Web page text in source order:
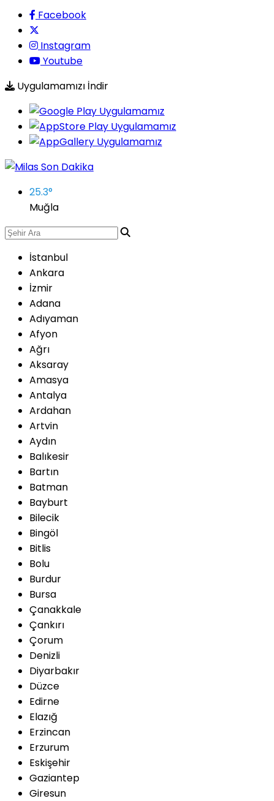
Facebook
Instagram
Youtube
Uygulamamızı İndir
25.3°
Muğla
İstanbul
Ankara
İzmir
Adana
Adıyaman
Afyon
Ağrı
Aksaray
Amasya
Antalya
Ardahan
Artvin
Aydın
Balıkesir
Bartın
Batman
Bayburt
Bilecik
Bingöl
Bitlis
Bolu
Burdur
Bursa
Çanakkale
Çankırı
Çorum
Denizli
Diyarbakır
Düzce
Edirne
Elazığ
Erzincan
Erzurum
Eskişehir
Gaziantep
Giresun